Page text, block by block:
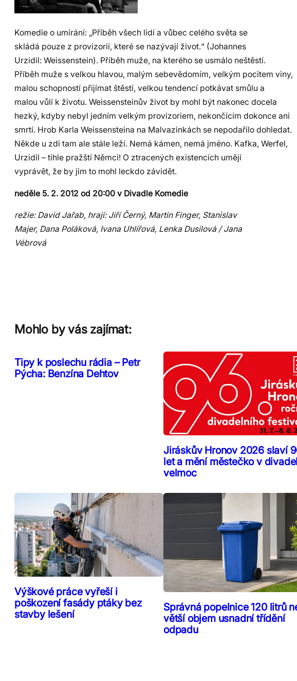
Komedie o umírání: „Příběh všech lidí a vůbec celého světa se
skládá pouze z provizorií, které se nazývají život.“ (Johannes
Urzidil: Weissenstein). Příběh muže, na kterého se usmálo neštěstí.
Příběh muže s velkou hlavou, malým sebevědomím, velkým pocitem viny,
malou schopností přijímat štěstí, velkou tendencí potkávat smůlu a
malou vůlí k životu. Weissensteinův život by mohl být nakonec docela
hezký, kdyby nebyl jedním velkým provizoriem, nekončícím dokonce ani
smrtí. Hrob Karla Weissensteina na Malvazinkách se nepodařilo dohledat.
Někde u zdi tam ale stále leží. Nemá kámen, nemá jméno. Kafka, Werfel,
Urzidil – tihle pražští Němci! O ztracených existencích umějí
vyprávět, že by jim to mohl leckdo závidět.
neděle 5. 2. 2012 od 20:00 v Divadle Komedie
režie: David Jařab, hrají: Jiří Černý, Martin Finger, Stanislav
Majer, Dana Poláková, Ivana Uhlířová, Lenka Dusilová / Jana
Vébrová
Mohlo by vás zajímat:
Tipy k poslechu rádia – Petr
Pýcha: Benzína Dehtov
Jiráskův Hronov 2026 slaví
let a mění městečko v
velmoc
Výškové práce vyřeší i
poškození fasády ptáky bez
stavby lešení
Správná popelnice 120 litrů
větší objem usnadní třídění
odpadu